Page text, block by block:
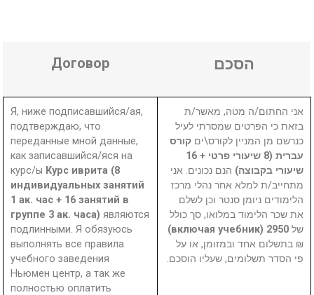
Договор הסכם
Я, ниже подписавшийся/ая,
подтверждаю, что
переданные мной данные,
как записавшийся/яся на
курс/ы Курс иврита (8
индивидуальных занятий
1 ак. час + 16 занятий в
группе 3 ак. часа)являются
подлинными. Я обязуюсь
выполнять все правила
учебного заведения
Ньюмен центр, а так же
полностью оплатить
אני החתום/ה מטה, מאשר/ת
בזאת כי הפרטים שמסרתי לעיל
כנרשם מן המניין לקורס\ים קורס
עברית (8 שיעורי פרטי + 16
שיעורי בקבוצה) הנם נכונים. אני
מתחייב/ת למלא אחר נהלי מרכז
הלימודים ניומן סנטר וכן לשלם
את שכר הלימוד במלואו, סך כולל
של 2950 (включая учебник)
₪ בתשלום אחד ובמזומן, או על
פי הסדר תשלומים, שעליו הוסכם.